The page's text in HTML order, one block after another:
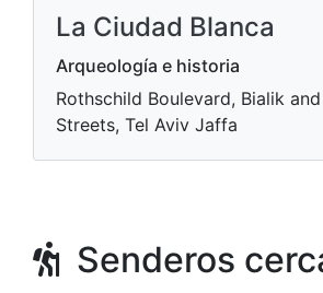
La Ciudad Blanca
Arqueología e historia
Rothschild Boulevard, Bialik
Streets, Tel Aviv Jaffa
Senderos